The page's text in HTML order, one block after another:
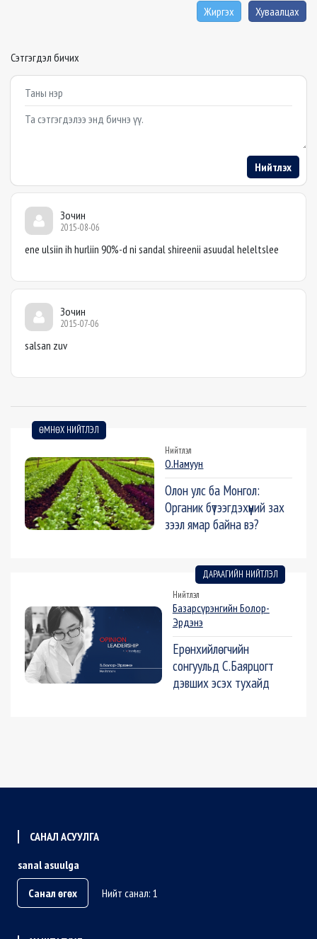
Жиргэх
Хуваалцах
Сэтгэгдэл бичих
Example textarea
Нийтлэх
Зочин
2015-08-06
ene ulsiin ih hurliin 90%-d ni sandal shireenii asuudal heleltslee
Зочин
2015-07-06
salsan zuv
ӨМНӨХ НИЙТЛЭЛ
Нийтлэл
О.Намуун
Олон улс ба Монгол:
Органик бүтээгдэхүүний зах
зээл ямар байна вэ?
ДАРААГИЙН НИЙТЛЭЛ
Нийтлэл
Базарсүрэнгийн Болор-
Эрдэнэ
Ерөнхийлөгчийн
сонгуульд С.Баярцогт
дэвших эсэх тухайд
САНАЛ АСУУЛГА
sanal asuulga
Санал өгөх
Нийт санал: 1